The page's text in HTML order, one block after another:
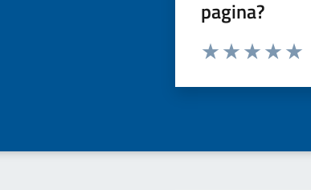
pagina?
Valuta da 1 a 5 stelle la